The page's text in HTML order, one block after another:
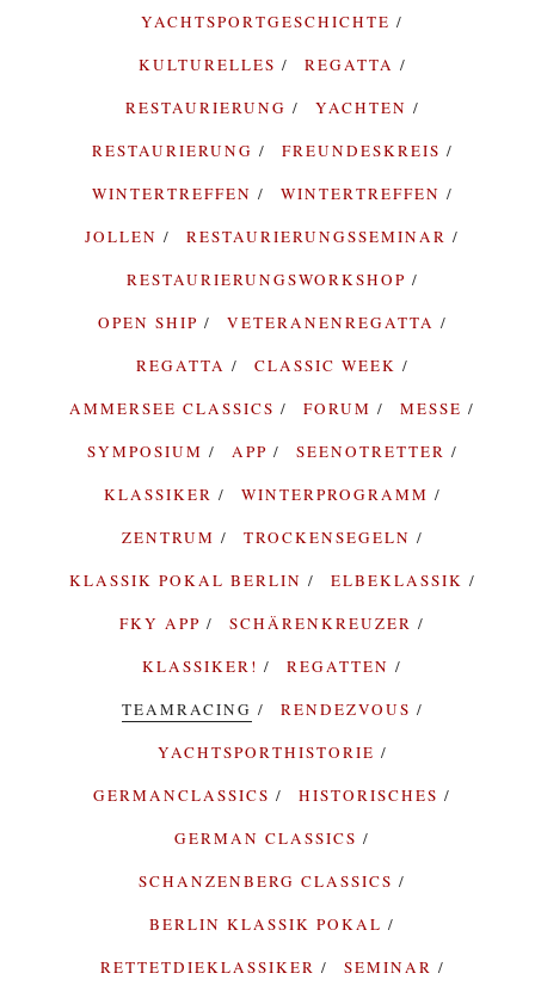
YACHTSPORTGESCHICHTE
KULTURELLES
REGATTA
RESTAURIERUNG
YACHTEN
RESTAURIERUNG
FREUNDESKREIS
WINTERTREFFEN
WINTERTREFFEN
JOLLEN
RESTAURIERUNGSSEMINAR
RESTAURIERUNGSWORKSHOP
OPEN SHIP
VETERANENREGATTA
REGATTA
CLASSIC WEEK
AMMERSEE CLASSICS
FORUM
MESSE
SYMPOSIUM
APP
SEENOTRETTER
KLASSIKER
WINTERPROGRAMM
ZENTRUM
TROCKENSEGELN
KLASSIK POKAL BERLIN
ELBEKLASSIK
FKY APP
SCHÄRENKREUZER
KLASSIKER!
REGATTEN
TEAMRACING
RENDEZVOUS
YACHTSPORTHISTORIE
GERMANCLASSICS
HISTORISCHES
GERMAN CLASSICS
SCHANZENBERG CLASSICS
BERLIN KLASSIK POKAL
RETTETDIEKLASSIKER
SEMINAR